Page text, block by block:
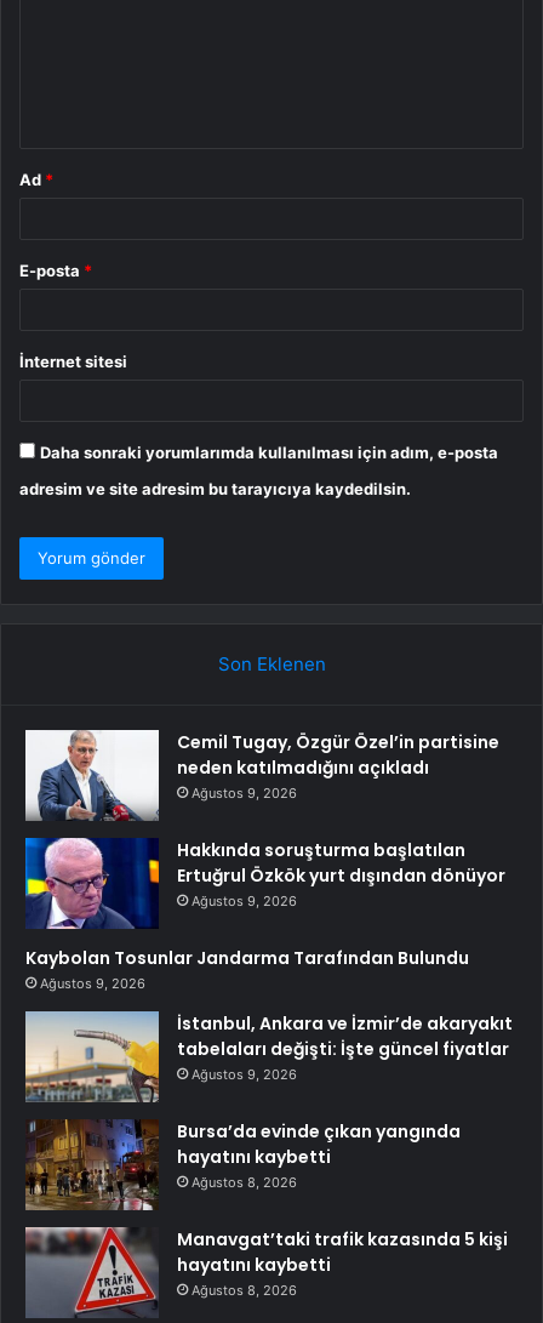
Ad *
E-posta *
İnternet sitesi
Daha sonraki yorumlarımda kullanılması için adım, e-posta
adresim ve site adresim bu tarayıcıya kaydedilsin.
Son Eklenen
Cemil Tugay, Özgür Özel’in partisine
neden katılmadığını açıkladı
Ağustos 9, 2026
Hakkında soruşturma başlatılan
Ertuğrul Özkök yurt dışından dönüyor
Ağustos 9, 2026
Kaybolan Tosunlar Jandarma Tarafından Bulundu
Ağustos 9, 2026
İstanbul, Ankara ve İzmir’de akaryakıt
tabelaları değişti: İşte güncel fiyatlar
Ağustos 9, 2026
Bursa’da evinde çıkan yangında
hayatını kaybetti
Ağustos 8, 2026
Manavgat’taki trafik kazasında 5 kişi
hayatını kaybetti
Ağustos 8, 2026